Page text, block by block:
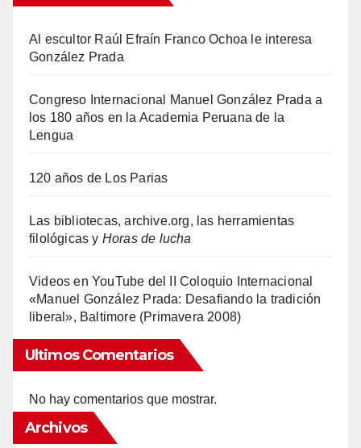
Al escultor Raúl Efraín Franco Ochoa le interesa
González Prada
Congreso Internacional Manuel González Prada a
los 180 años en la Academia Peruana de la
Lengua
120 años de Los Parias
Las bibliotecas, archive.org, las herramientas
filológicas y Horas de lucha
Videos en YouTube del II Coloquio Internacional
«Manuel González Prada: Desafiando la tradición
liberal», Baltimore (Primavera 2008)
Ultimos Comentarios
No hay comentarios que mostrar.
Archivos